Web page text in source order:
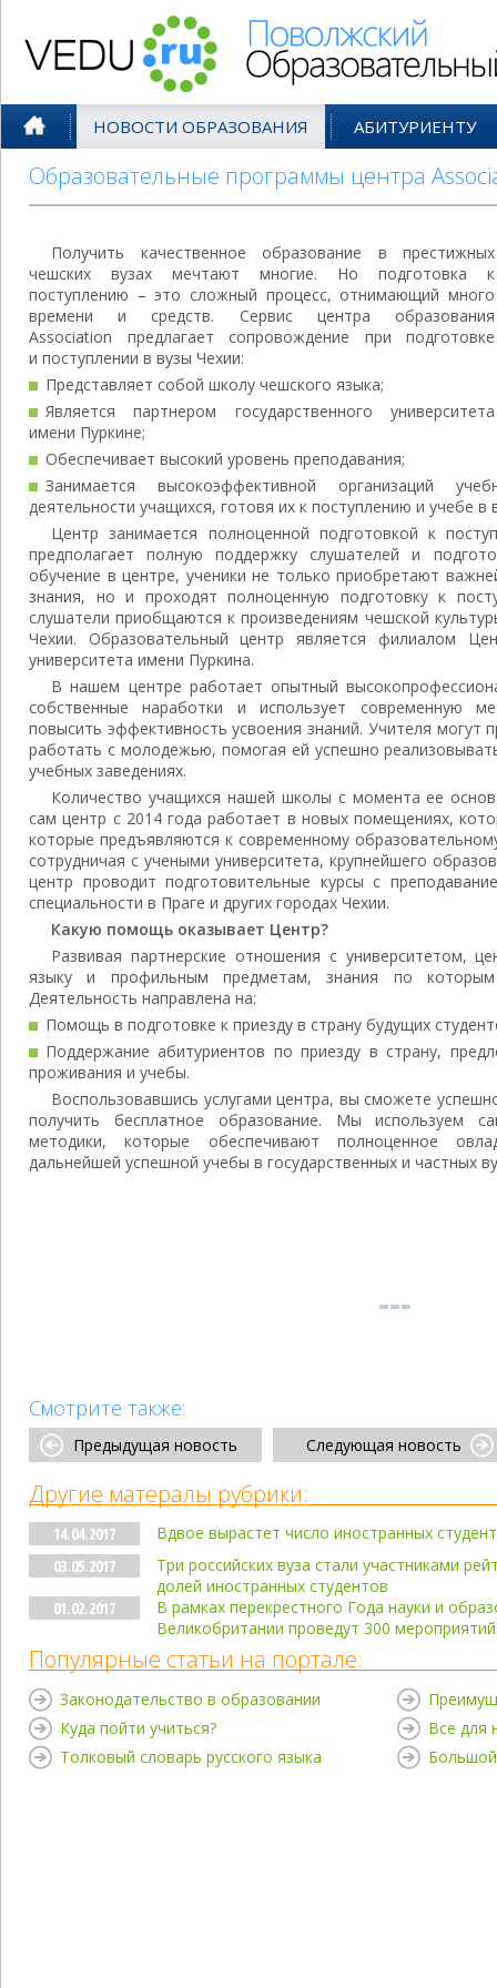
НОВОСТИ ОБРАЗОВАНИЯ АБИТУРИЕНТУ
Образовательные программы центра
Получить качественное образование в престижных
чешских вузах мечтают многие. Но подготовка к
поступлению – это сложный процесс, отнимающий много
времени и средств. Сервис центра образования
Association предлагает сопровождение при подготовке
и поступлении в вузы Чехии:
Представляет собой школу чешского языка;
Является партнером государственного университета
имени Пуркине;
Обеспечивает высокий уровень преподавания;
Занимается высокоэффективной организаций
деятельности учащихся, готовя их к поступлению и учебе в
Центр занимается полноценной подготовкой к
предполагает полную поддержку слушателей и
обучение в центре, ученики не только приобретают
знания, но и проходят полноценную подготовку к
слушатели приобщаются к произведениям чешской
Чехии. Образовательный центр является филиалом
университета имени Пуркина.
В нашем центре работает опытный
собственные наработки и использует современную
повысить эффективность усвоения знаний. Учителя могут
работать с молодежью, помогая ей успешно
учебных заведениях.
Количество учащихся нашей школы с момента ее
сам центр с 2014 года работает в новых помещениях,
которые предъявляются к современному
сотрудничая с учеными университета, крупнейшего
центр проводит подготовительные курсы с
специальности в Праге и других городах Чехии.
Какую помощь оказывает Центр?
Развивая партнерские отношения с университетом,
языку и профильным предметам, знания по
Деятельность направлена на:
Помощь в подготовке к приезду в страну будущих
Поддержание абитуриентов по приезду в страну,
проживания и учебы.
Воспользовавшись услугами центра, вы сможете
получить бесплатное образование. Мы используем
методики, которые обеспечивают полноценное
дальнейшей успешной учебы в государственных и частных
Смотрите также:
Предыдущая новость Следующая новость
Другие матералы рубрики:
14.04.2017
Вдвое вырастет число иностранных
03.05.2017
Три российских вуза стали участниками
долей иностранных студентов
01.02.2017
В рамках перекрестного Года науки и
Великобритании проведут 300 мероприятий
Популярные статьи на портале:
Законодательство в образовании
Куда пойти учиться?
Толковый словарь русского языка
Все для
Большой